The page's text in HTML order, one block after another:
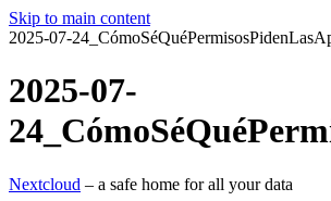
Skip to main content
2025-07-
2025-07-
Nextcloud – a safe home for all your data